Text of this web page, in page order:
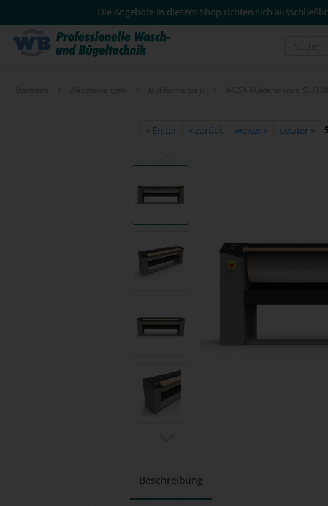
Die Angebote in diesem Shop richten sich
« Erster « zurück weiter » Letzter »
Beschreibung